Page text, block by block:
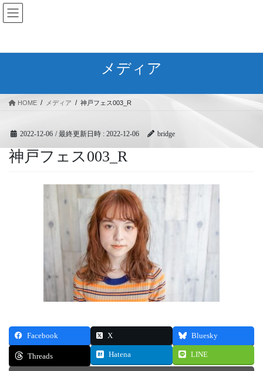
コ
ン
ツ
ナ
ビ
シ
メディア
HOME メディア 神戸フェス003_R
2022-12-06 / 最終更新日時 : 2022-12-06 bridge
神戸フェス003_R
Facebook X Bluesky
Threads Hatena LINE